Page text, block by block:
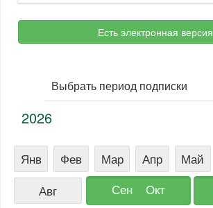
Есть электронная версия
Выбрать период подписки
2026
Янв Фев Мар Апр Май
Авг
Сен Окт